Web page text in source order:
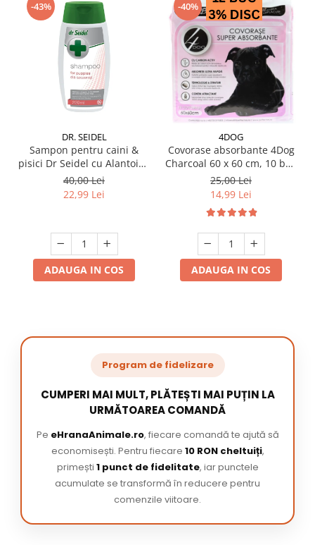
-43%
DR. SEIDEL
Sampon pentru caini &
pisici Dr Seidel cu Alantoina
220 ml
40,00 Lei
22,99 Lei
ADAUGA IN COS
-40%
4DOG
Covorase absorbante 4Dog
Charcoal 60 x 60 cm, 10 buc
/ pachet
25,00 Lei
14,99 Lei
ADAUGA IN COS
Program de fidelizare
CUMPERI MAI MULT, PLĂTEȘTI MAI PUȚIN LA
URMĂTOAREA COMANDĂ
Pe eHranaAnimale.ro, fiecare comandă te ajută să
economisești. Pentru fiecare 10 RON cheltuiți,
primești 1 punct de fidelitate, iar punctele
acumulate se transformă în reducere pentru
comenzile viitoare.